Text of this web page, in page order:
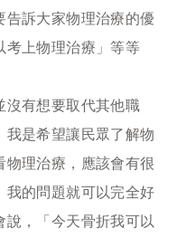
訴大家物理治療的優
考上物理治療」等等
沒有想要取代其他職
是希望讓民眾了解物
理治療，應該會有很
我的問題就可以完全好
，「今天骨折我可以